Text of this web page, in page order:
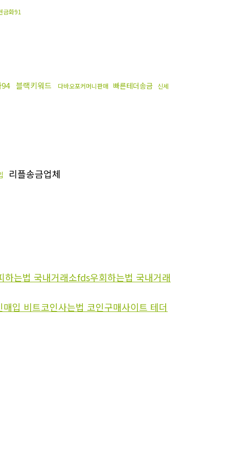
금화91
블랙키워드 다바오포커머니판매 빠른테더송금 신세
리플송금업체
는법 국내거래소fds우회하는법 국내거래
입 비트코인사는법 코인구매사이트 테더